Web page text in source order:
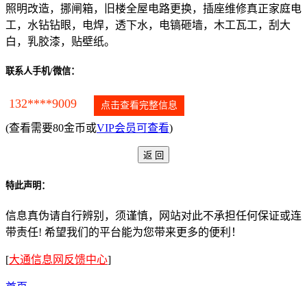
照明改造，挪闸箱，旧楼全屋电路更换，插座维修真正家庭电
工，水钻钻眼，电焊，透下水，电镐砸墙，木工瓦工，刮大
白，乳胶漆，贴壁纸。
联系人手机/微信：
132****9009 点击查看完整信息
(查看需要80金币或VIP会员可查看)
特此声明：
信息真伪请自行辨别，须谨慎，网站对此不承担任何保证或连
带责任! 希望我们的平台能为您带来更多的便利！
[大通信息网反馈中心]